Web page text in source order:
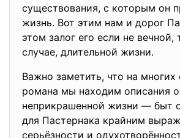
существования, с которым он
жизнь. Вот этим нам и дорог
этом залог его если не вечной,
случае, длительной жизни.
Важно заметить, что на многих
романа мы находим описания
неприкрашенной жизни — быт
для Пастернака крайним
серьёзности и